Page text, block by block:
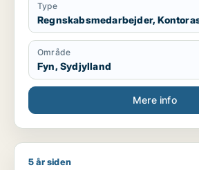
Type
Regnskabsmedarbejder,
Område
Fyn, Sydjylland
Mere info
Gitte søger job som
5 år siden